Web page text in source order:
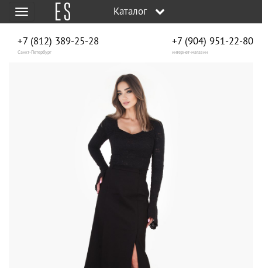
Меню Каталог
+7 (812) 389-25-28
Санкт-Петербург
+7 (904) 951‑22‑80
интернет-магазин